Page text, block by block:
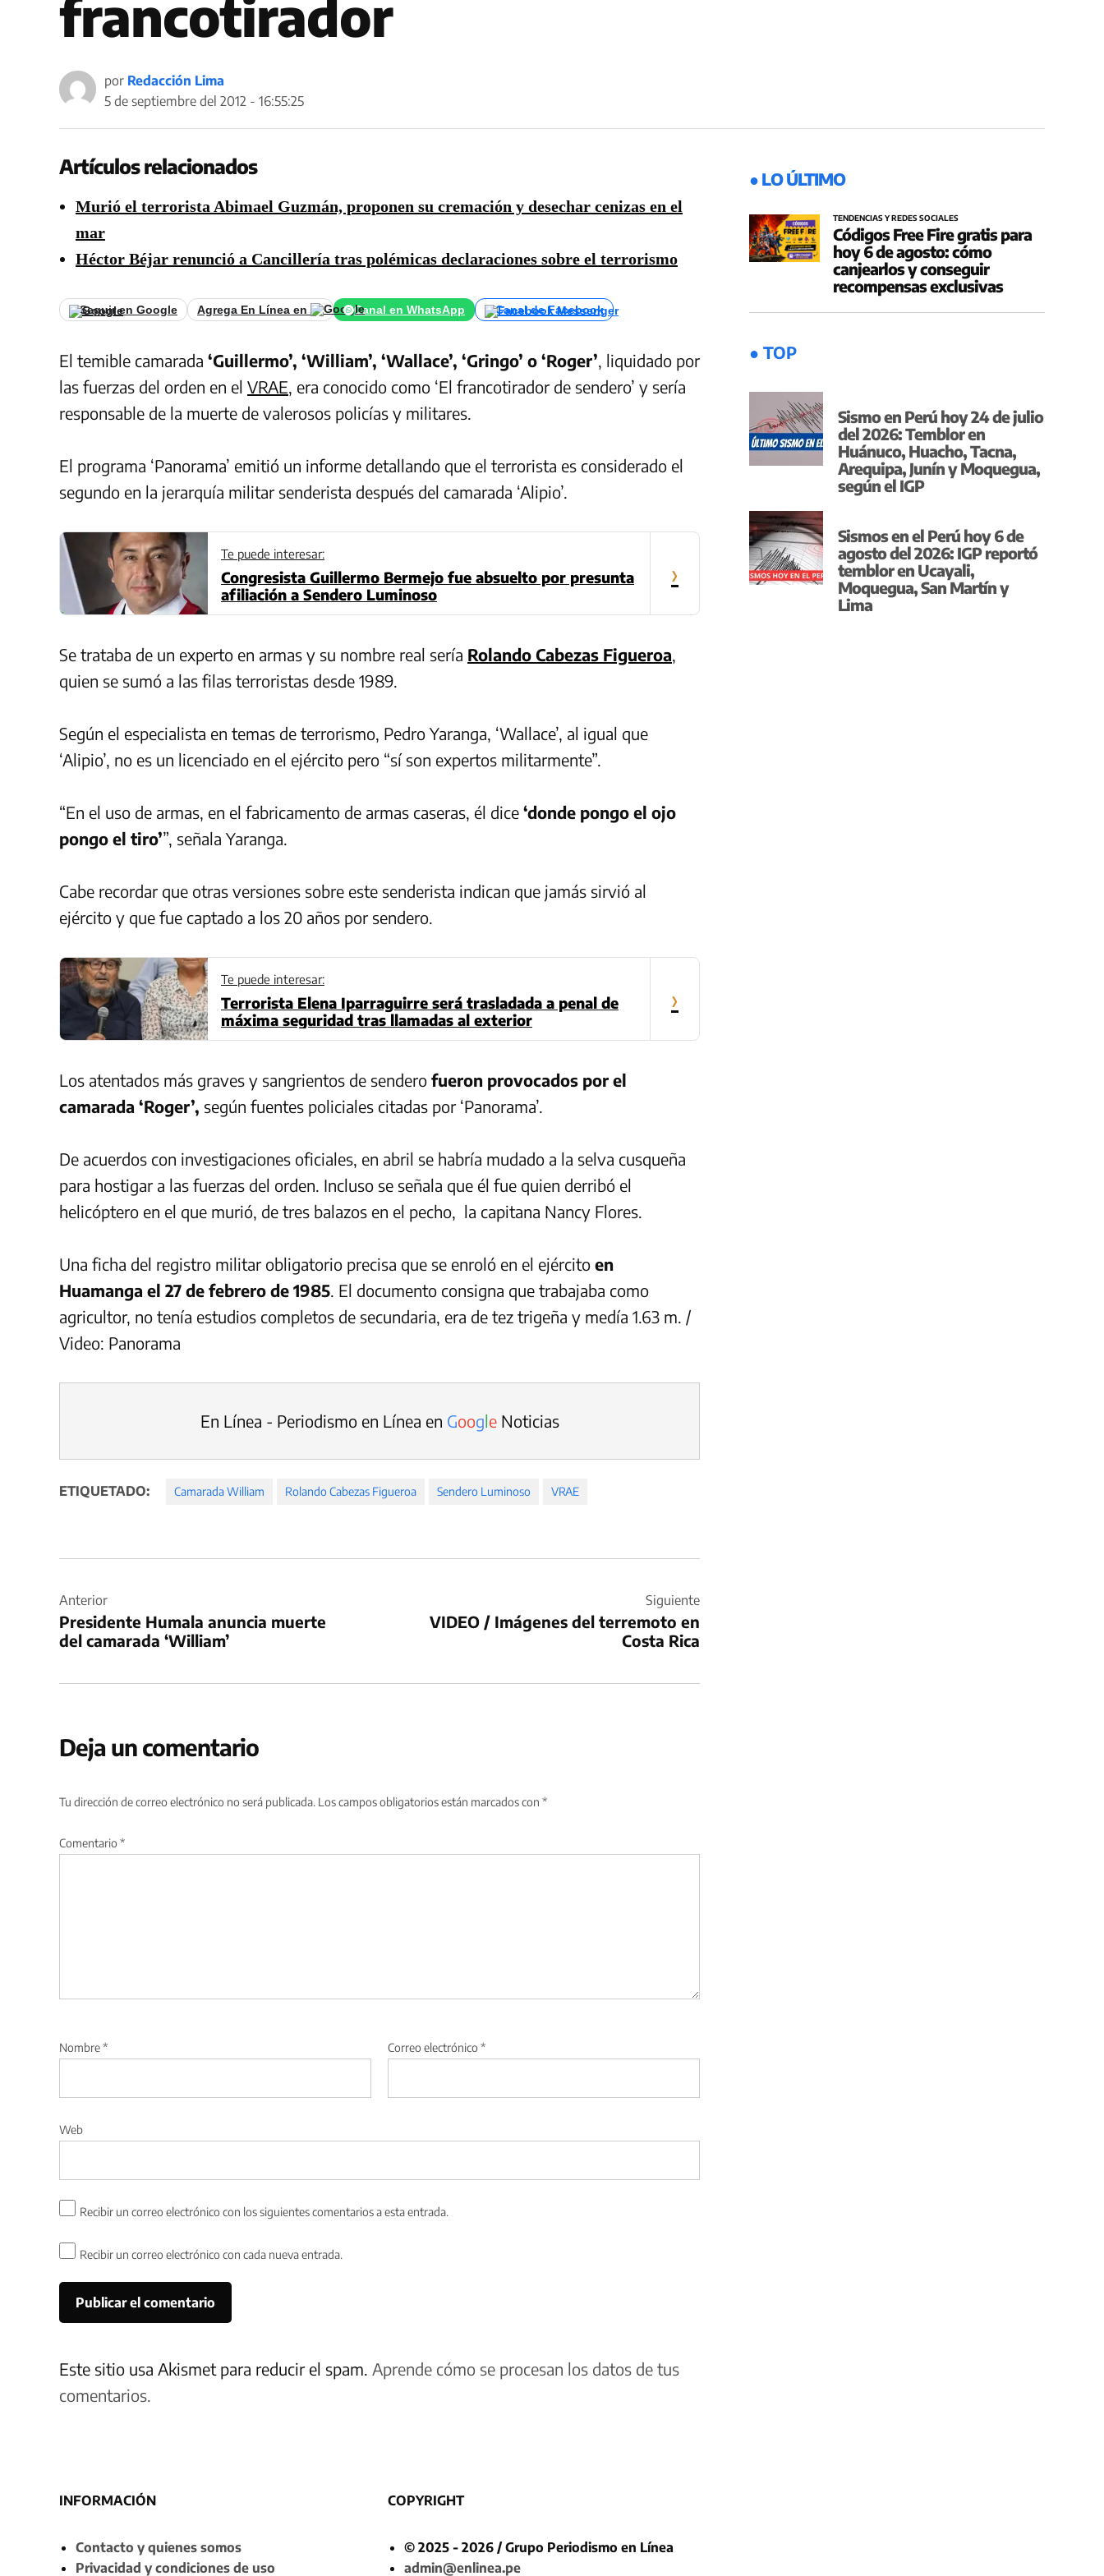
francotirador
por Redacción Lima
5 de septiembre del 2012 - 16:55:25
Artículos relacionados
Murió el terrorista Abimael Guzmán, proponen su cremación y desechar cenizas en el
mar
Héctor Béjar renunció a Cancillería tras polémicas declaraciones sobre el terrorismo
Seguir en Google Agrega En Línea en Canal en WhatsApp Canal de Facebook
El temible camarada ‘Guillermo’, ‘William’, ‘Wallace’, ‘Gringo’ o ‘Roger’, liquidado por
las fuerzas del orden en el VRAE, era conocido como ‘El francotirador de sendero’ y sería
responsable de la muerte de valerosos policías y militares.
El programa ‘Panorama’ emitió un informe detallando que el terrorista es considerado el
segundo en la jerarquía militar senderista después del camarada ‘Alipio’.
Te puede interesar:
Congresista Guillermo Bermejo fue absuelto por presunta
afiliación a Sendero Luminoso
›
Se trataba de un experto en armas y su nombre real sería Rolando Cabezas Figueroa,
quien se sumó a las filas terroristas desde 1989.
Según el especialista en temas de terrorismo, Pedro Yaranga, ‘Wallace’, al igual que
‘Alipio’, no es un licenciado en el ejército pero “sí son expertos militarmente”.
“En el uso de armas, en el fabricamento de armas caseras, él dice ‘donde pongo el ojo
pongo el tiro’”, señala Yaranga.
Cabe recordar que otras versiones sobre este senderista indican que jamás sirvió al
ejército y que fue captado a los 20 años por sendero.
Te puede interesar:
Terrorista Elena Iparraguirre será trasladada a penal de
máxima seguridad tras llamadas al exterior
›
Los atentados más graves y sangrientos de sendero fueron provocados por el
camarada ‘Roger’, según fuentes policiales citadas por ‘Panorama’.
De acuerdos con investigaciones oficiales, en abril se habría mudado a la selva cusqueña
para hostigar a las fuerzas del orden. Incluso se señala que él fue quien derribó el
helicóptero en el que murió, de tres balazos en el pecho, la capitana Nancy Flores.
Una ficha del registro militar obligatorio precisa que se enroló en el ejército en
Huamanga el 27 de febrero de 1985. El documento consigna que trabajaba como
agricultor, no tenía estudios completos de secundaria, era de tez trigeña y medía 1.63 m. /
Video: Panorama
En Línea - Periodismo en Línea en GoogleNoticias
ETIQUETADO: Camarada William Rolando Cabezas Figueroa Sendero Luminoso VRAE
de
entradas
Anterior
Presidente Humala anuncia muerte
del camarada ‘William’
Siguiente
VIDEO / Imágenes del terremoto en
Costa Rica
Deja un comentario
Tu dirección de correo electrónico no será publicada. Los campos obligatorios están marcados con *
Comentario *
Nombre* Correo electrónico *
Web
Recibir un correo electrónico con los siguientes comentarios a esta entrada.
Recibir un correo electrónico con cada nueva entrada.
Este sitio usa Akismet para reducir el spam. Aprende cómo se procesan los datos de tus
comentarios.
● LO ÚLTIMO
TENDENCIAS Y REDES SOCIALES
Códigos Free Fire gratis para
hoy 6 de agosto: cómo
canjearlos y conseguir
recompensas exclusivas
● TOP
Sismo en Perú hoy 24 de julio
del 2026: Temblor en
Huánuco, Huacho, Tacna,
Arequipa, Junín y Moquegua,
según el IGP
Sismos en el Perú hoy 6 de
agosto del 2026: IGP reportó
temblor en Ucayali,
Moquegua, San Martín y
Lima
INFORMACIÓN
Contacto y quienes somos
Privacidad y condiciones de uso
COPYRIGHT
© 2025 - 2026 / Grupo Periodismo en Línea
admin@enlinea.pe